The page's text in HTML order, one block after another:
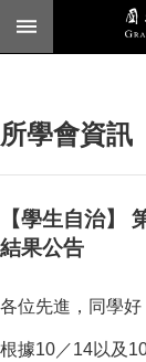
跳到主要內容區
臺
頁
English
告
本
所學會資訊
【學生自治】
結果公告
各位先進，同學好
根據10／14以及